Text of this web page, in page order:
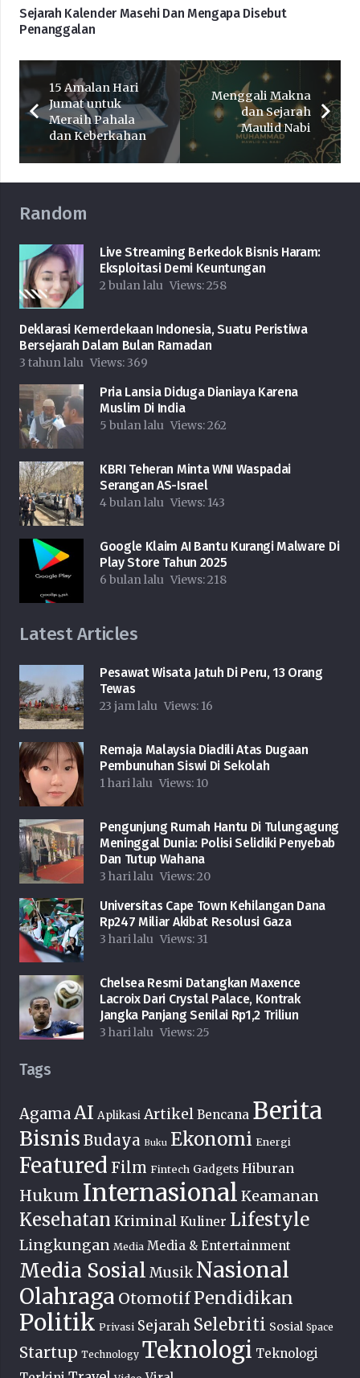
Sejarah Kalender Masehi Dan Mengapa Disebut
Penanggalan
15 Amalan Hari
Jumat untuk
Meraih Pahala
dan Keberkahan
Menggali Makna
dan Sejarah
Maulid Nabi
Random
Live Streaming Berkedok Bisnis Haram:
Eksploitasi Demi Keuntungan
2 bulan lalu Views:258
Deklarasi Kemerdekaan Indonesia, Suatu Peristiwa
Bersejarah Dalam Bulan Ramadan
3 tahun lalu Views: 369
Pria Lansia Diduga Dianiaya Karena
Muslim Di India
5 bulan lalu Views:262
KBRI Teheran Minta WNI Waspadai
Serangan AS-Israel
4 bulan lalu Views: 143
Google Klaim AI Bantu Kurangi Malware Di
Play Store Tahun 2025
6 bulan lalu Views:218
Latest Articles
Pesawat Wisata Jatuh Di Peru, 13 Orang
Tewas
23 jam lalu Views: 16
Remaja Malaysia Diadili Atas Dugaan
Pembunuhan Siswi Di Sekolah
1 hari lalu Views: 10
Pengunjung Rumah Hantu Di Tulungagung
Meninggal Dunia: Polisi Selidiki Penyebab
Dan Tutup Wahana
3 hari lalu Views:20
Universitas Cape Town Kehilangan Dana
Rp247 Miliar Akibat Resolusi Gaza
3 hari lalu Views: 31
Chelsea Resmi Datangkan Maxence
Lacroix Dari Crystal Palace, Kontrak
Jangka Panjang Senilai Rp1,2 Triliun
3 hari lalu Views:25
Tags
AgamaAI Aplikasi Artikel Bencana Berita
Bisnis Budaya Buku Ekonomi Energi
Featured Film Fintech Gadgets Hiburan
Hukum Internasional Keamanan
Kesehatan Kriminal Kuliner Lifestyle
Lingkungan Media Media & Entertainment
Media Sosial Musik Nasional
Olahraga Otomotif Pendidikan
Politik Privasi Sejarah Selebriti Sosial Space
Startup Technology Teknologi Teknologi